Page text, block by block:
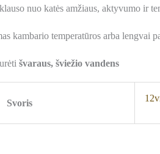
nuo katės amžiaus, aktyvumo ir
kambario temperatūros arba lengvai
švaraus, šviežio vandens
Svoris